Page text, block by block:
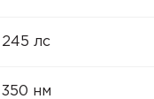
245 лс
350 нм